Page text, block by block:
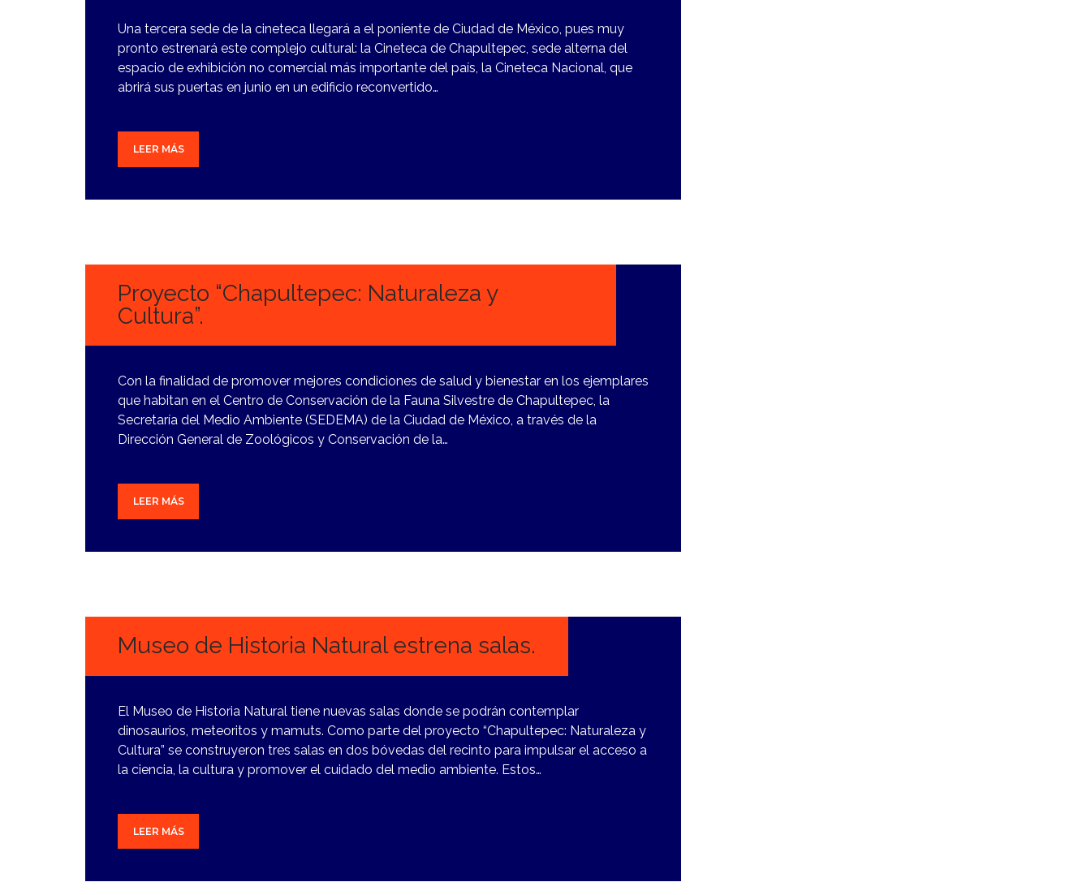
Una tercera sede de la cineteca llegará a el poniente de Ciudad de México, pues muy
pronto estrenará este complejo cultural: la Cineteca de Chapultepec, sede alterna del
espacio de exhibición no comercial más importante del país, la Cineteca Nacional, que
abrirá sus puertas en junio en un edificio reconvertido…
LEER MÁS
Proyecto “Chapultepec: Naturaleza y
Cultura”.
Con la finalidad de promover mejores condiciones de salud y bienestar en los ejemplares
que habitan en el Centro de Conservación de la Fauna Silvestre de Chapultepec, la
Secretaría del Medio Ambiente (SEDEMA) de la Ciudad de México, a través de la
Dirección General de Zoológicos y Conservación de la…
LEER MÁS
Museo de Historia Natural estrena salas.
El Museo de Historia Natural tiene nuevas salas donde se podrán contemplar
dinosaurios, meteoritos y mamuts. Como parte del proyecto “Chapultepec: Naturaleza y
Cultura” se construyeron tres salas en dos bóvedas del recinto para impulsar el acceso a
la ciencia, la cultura y promover el cuidado del medio ambiente. Estos…
LEER MÁS